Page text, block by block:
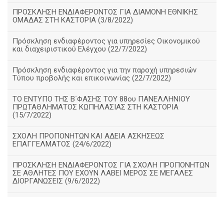
ΠΡΟΣΚΛΗΣΗ ΕΝΔΙΑΦΕΡΟΝΤΟΣ ΓΙΑ ΔΙΑΜΟΝΗ ΕΘΝΙΚΗΣ
ΟΜΑΔΑΣ ΣΤΗ ΚΑΣΤΟΡΙΑ (3/8/2022)
Πρόσκληση ενδιαφέροντος για υπηρεσίες Οικονομικού
και διαχειριστικού Ελέγχου (22/7/2022)
Πρόσκληση ενδιαφέροντος για την παροχή υπηρεσιών
Τύπου προβολής και επικοινωνίας (22/7/2022)
ΤΟ ΕΝΤΥΠΟ ΤΗΣ Β΄ΦΑΣΗΣ ΤΟΥ 88ου ΠΑΝΕΛΛΗΝΙΟΥ
ΠΡΩΤΑΘΛΗΜΑΤΟΣ ΚΩΠΗΛΑΣΙΑΣ ΣΤΗ ΚΑΣΤΟΡΙΑ
(15/7/2022)
ΣΧΟΛΗ ΠΡΟΠΟΝΗΤΩΝ ΚΑΙ ΑΔΕΙΑ ΑΣΚΗΣΕΩΣ
ΕΠΑΓΓΕΛΜΑΤΟΣ (24/6/2022)
ΠΡΟΣΚΛΗΣΗ ΕΝΔΙΑΦΕΡΟΝΤΟΣ ΓΙΑ ΣΧΟΛΗ ΠΡΟΠΟΝΗΤΩΝ
ΣΕ ΑΘΛΗΤΕΣ ΠΟΥ ΕΧΟΥΝ ΛΑΒΕΙ ΜΕΡΟΣ ΣΕ ΜΕΓΑΛΕΣ
ΔΙΟΡΓΑΝΩΣΕΙΣ (9/6/2022)